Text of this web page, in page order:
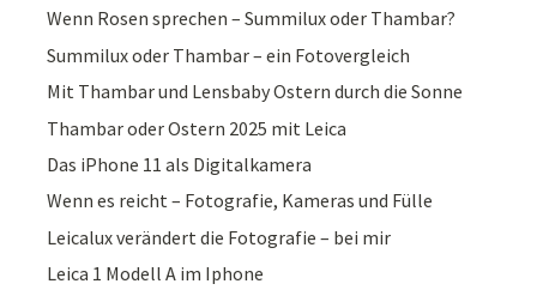
Wenn Rosen sprechen – Summilux oder Thambar?
Summilux oder Thambar – ein Fotovergleich
Mit Thambar und Lensbaby Ostern durch die Sonne
Thambar oder Ostern 2025 mit Leica
Das iPhone 11 als Digitalkamera
Wenn es reicht – Fotografie, Kameras und Fülle
Leicalux verändert die Fotografie – bei mir
Leica 1 Modell A im Iphone